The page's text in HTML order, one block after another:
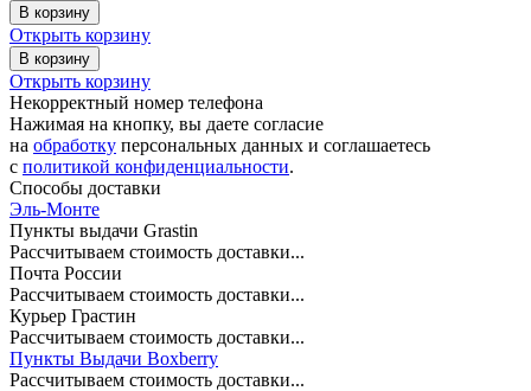
В корзину
Открыть корзину
В корзину
Открыть корзину
Некорректный номер телефона
Нажимая на кнопку, вы даете согласие
на обработку персональных данных и соглашаетесь
c политикой конфиденциальности.
Способы доставки
Эль-Монте
Пункты выдачи Grastin
Рассчитываем стоимость доставки...
Почта России
Рассчитываем стоимость доставки...
Курьер Грастин
Рассчитываем стоимость доставки...
Пункты Выдачи Boxberry
Рассчитываем стоимость доставки...